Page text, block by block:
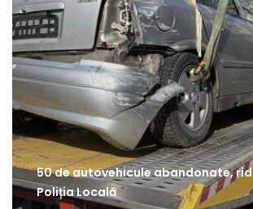
50 de autovehicule abandonate,
Poliția Locală